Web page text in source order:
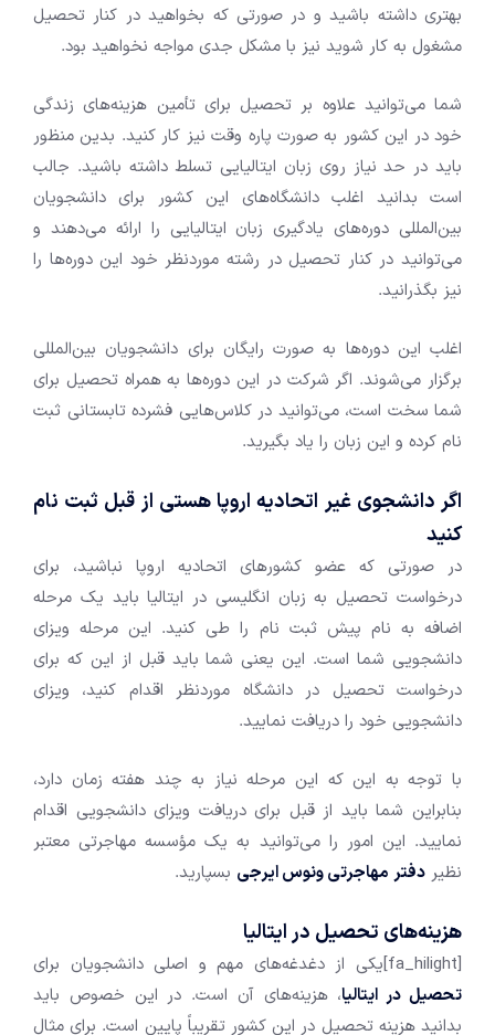
بهتری داشته باشید و در صورتی که بخواهید در کنار تحصیل
مشغول به کار شوید نیز با مشکل جدی مواجه نخواهید بود.
شما می‌توانید علاوه بر تحصیل برای تأمین هزینه‌های زندگی
خود در این کشور به صورت پاره وقت نیز کار کنید. بدین منظور
باید در حد نیاز روی زبان ایتالیایی تسلط داشته باشید. جالب
است بدانید اغلب دانشگاه‌های این کشور برای دانشجویان
بین‌المللی دوره‌های یادگیری زبان ایتالیایی را ارائه می‌دهند و
می‌توانید در کنار تحصیل در رشته موردنظر خود این دوره‌ها را
نیز بگذرانید.
اغلب این دوره‌ها به صورت رایگان برای دانشجویان بین‌المللی
برگزار می‌شوند. اگر شرکت در این دوره‌ها به همراه تحصیل برای
شما سخت است، می‌توانید در کلاس‌هایی فشرده تابستانی ثبت
نام کرده و این زبان را یاد بگیرید.
اگر دانشجوی غیر اتحادیه اروپا هستی از قبل ثبت نام
کنید
در صورتی که عضو کشور‌های اتحادیه اروپا نباشید، برای
درخواست تحصیل به زبان انگلیسی در ایتالیا باید یک مرحله
اضافه به نام پیش ثبت نام را طی کنید. این مرحله ویزای
دانشجویی شما است. این یعنی شما باید قبل از این که برای
درخواست تحصیل در دانشگاه موردنظر اقدام کنید، ویزای
دانشجویی خود را دریافت نمایید.
با توجه به این که این مرحله نیاز به چند هفته زمان دارد،
بنابراین شما باید از قبل برای دریافت ویزای دانشجویی اقدام
نمایید. این امور را می‌توانید به یک مؤسسه مهاجرتی معتبر
نظیر دفتر مهاجرتی ونوس ایرجی بسپارید.
هزینه‌های تحصیل در ایتالیا
[fa_hilight]یکی از دغدغه‌های مهم و اصلی دانشجویان برای
تحصیل در ایتالیا، هزینه‌های آن است. در این خصوص باید
بدانید هزینه تحصیل در این کشور تقریباً پایین است. برای مثال